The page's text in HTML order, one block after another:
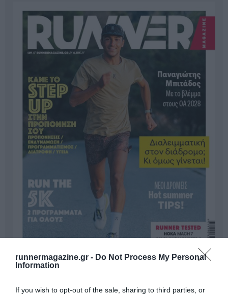
runnermagazine.gr - Do Not Process My Personal
Information
If you wish to opt-out of the sale, sharing to third parties, or
Γίνε Συνδρομητής